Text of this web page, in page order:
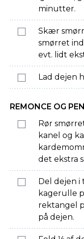
minutter.
Skær
smørret
evt. lidt
Lad dejen
REMONCE OG
Rør
kanel og
det ekstra
Del dejen i
kagerulle
rektangel
på dejen.